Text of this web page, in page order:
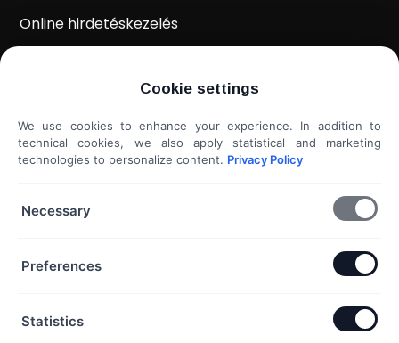
Online hirdetéskezelés
Weboldal kiértékelés
Shoprenter / Unas webshop készítés
Hideg e-mail megkeresés
További szolgáltatások...
+36 20 453 3533
Cookie settings
We use cookies to enhance your experience. In addition to
technical cookies, we also apply statistical and marketing
technologies to personalize content. Privacy Policy
Necessary
Preferences
Statistics